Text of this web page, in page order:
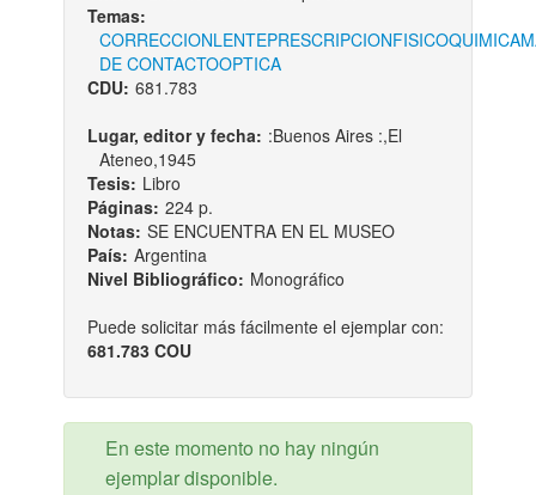
Temas:
CORRECCIONLENTEPRESCRIPCIONFISICOQUIMICA
DE CONTACTOOPTICA
CDU: 681.783
Lugar, editor y fecha: :Buenos Aires :,El
Ateneo,1945
Tesis: Libro
Páginas: 224 p.
Notas: SE ENCUENTRA EN EL MUSEO
País: Argentina
Nivel Bibliográfico: Monográfico
Puede solicitar más fácilmente el ejemplar con:
681.783 COU
En este momento no hay ningún
ejemplar disponible.